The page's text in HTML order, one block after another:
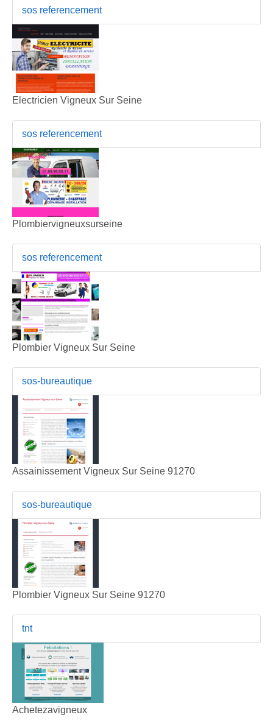
sos referencement
Electricien Vigneux Sur Seine
sos referencement
Plombiervigneuxsurseine
sos referencement
Plombier Vigneux Sur Seine
sos-bureautique
Assainissement Vigneux Sur Seine 91270
sos-bureautique
Plombier Vigneux Sur Seine 91270
tnt
Achetezavigneux